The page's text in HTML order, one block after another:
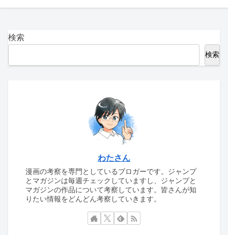
検索
検索
わたさん
漫画の考察を専門としているブロガーです。ジャンプ
とマガジンは毎週チェックしていますし、ジャンプと
マガジンの作品について考察しています。皆さんが知
りたい情報をどんどん考察していきます。